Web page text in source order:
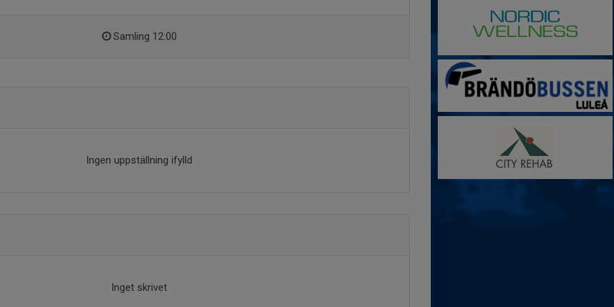
Samling 12:00
Ingen uppställning ifylld
Inget skrivet